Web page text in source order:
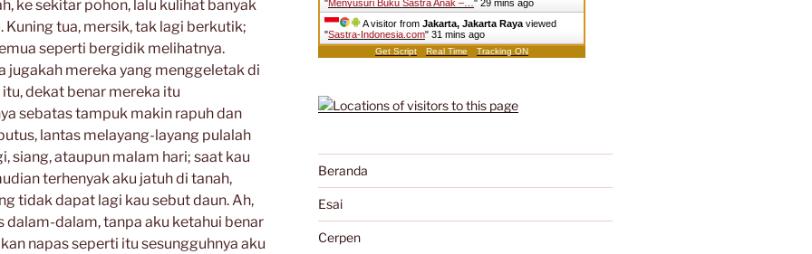
ke sekitar pohon, lalu kulihat banyak
tua, mersik, tak lagi berkutik;
seperti bergidik melihatnya.
jugakah mereka yang menggeletak di
dekat benar mereka itu
sebatas tampuk makin rapuh dan
lantas melayang-layang pulalah
siang, ataupun malam hari; saat kau
terhenyak aku jatuh di tanah,
tidak dapat lagi kau sebut daun. Ah,
dalam-dalam, tanpa aku ketahui benar
napas seperti itu sesungguhnya aku
"Menyusuri Buku Sastra Anak –… " 29 mins ago
A visitor from Jakarta, Jakarta Rayaviewed
"Sastra-Indonesia.com" 31 mins ago
Get Script Real Time Tracking ON
Beranda
Esai
Cerpen